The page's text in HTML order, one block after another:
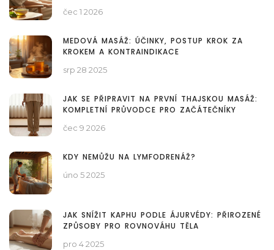
čec 1 2026
MEDOVÁ MASÁŽ: ÚČINKY, POSTUP KROK ZA
KROKEM A KONTRAINDIKACE
srp 28 2025
JAK SE PŘIPRAVIT NA PRVNÍ THAJSKOU MASÁŽ:
KOMPLETNÍ PRŮVODCE PRO ZAČÁTEČNÍKY
čec 9 2026
KDY NEMŮŽU NA LYMFODRENÁŽ?
úno 5 2025
JAK SNÍŽIT KAPHU PODLE ÁJURVÉDY: PŘIROZENÉ
ZPŮSOBY PRO ROVNOVÁHU TĚLA
pro 4 2025